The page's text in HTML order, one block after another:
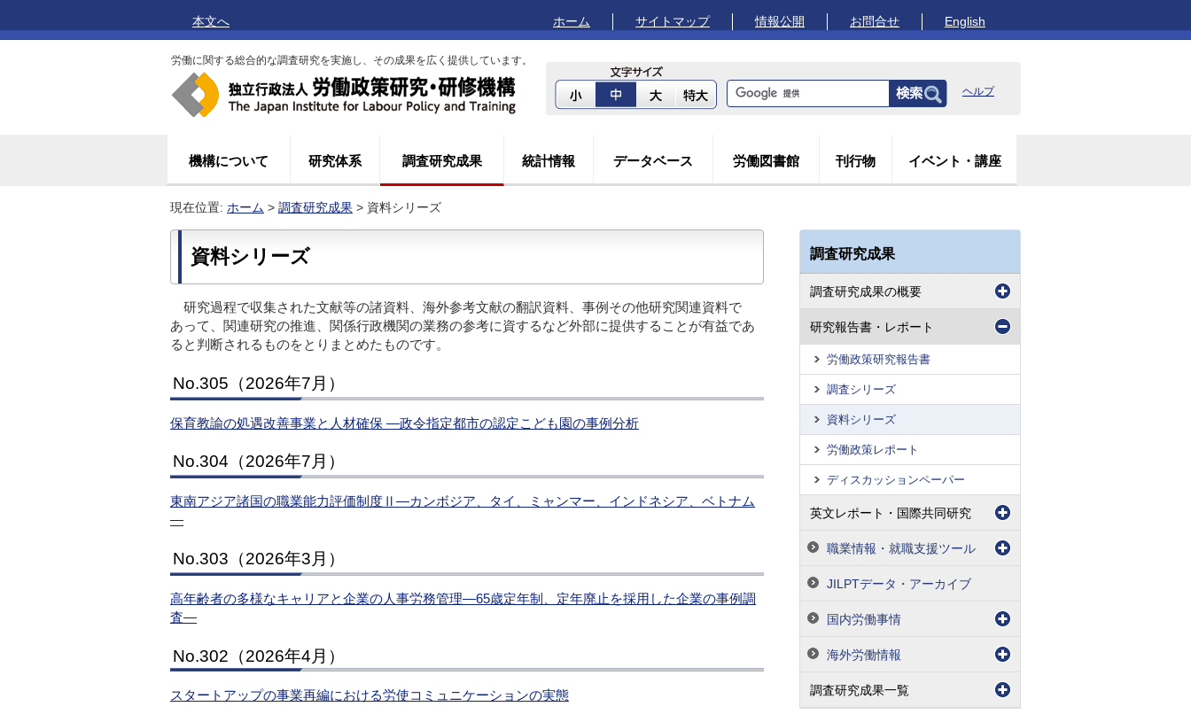
本文へ ホーム サイトマップ 情報公開 お問合せ English
労働に関する総合的な調査研究を実施し、その成果を広く提供しています。
ヘルプ
機構について 研究体系 調査研究成果 統計情報 データベース 労働図書館 刊行物 イベント・講座
現在位置: ホーム > 調査研究成果 > 資料シリーズ
資料シリーズ
研究過程で収集された文献等の諸資料、海外参考文献の翻訳資料、事例その他研究関連資料で
あって、関連研究の推進、関係行政機関の業務の参考に資するなど外部に提供することが有益であ
ると判断されるものをとりまとめたものです。
No.305（2026年7月）
保育教諭の処遇改善事業と人材確保 ―政令指定都市の認定こども園の事例分析
No.304（2026年7月）
東南アジア諸国の職業能力評価制度Ⅱ―カンボジア、タイ、ミャンマー、インドネシア、ベトナム
―
No.303（2026年3月）
高年齢者の多様なキャリアと企業の人事労務管理―65歳定年制、定年廃止を採用した企業の事例調
査―
No.302（2026年4月）
スタートアップの事業再編における労使コミュニケーションの実態
調査研究成果
調査研究成果の概要
研究報告書・レポート
労働政策研究報告書
調査シリーズ
資料シリーズ
労働政策レポート
ディスカッションペーパー
英文レポート・国際共同研究
職業情報・就職支援ツール
JILPTデータ・アーカイブ
国内労働事情
海外労働情報
調査研究成果一覧